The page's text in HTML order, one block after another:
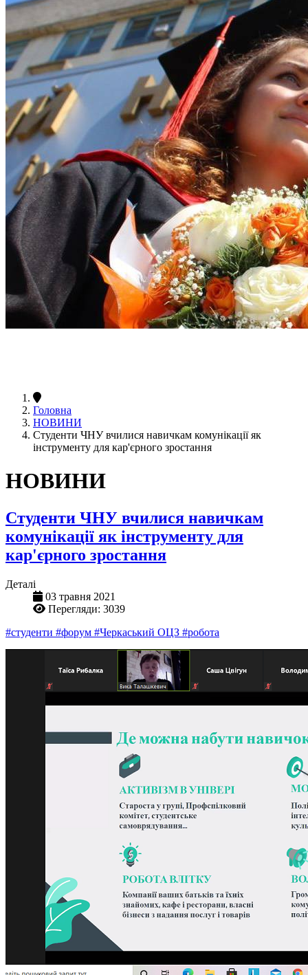
Головна
НОВИНИ
Студенти ЧНУ вчилися навичкам комунікації як
інструменту для кар'єрного зростання
НОВИНИ
Студенти ЧНУ вчилися навичкам
комунікації як інструменту для
кар'єрного зростання
Деталі
03 травня 2021
Перегляди: 3039
#студенти #форум #Черкаський ОЦЗ #робота